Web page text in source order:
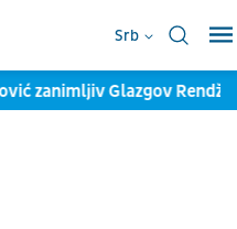
Srb
Glazgov Rendžersu: